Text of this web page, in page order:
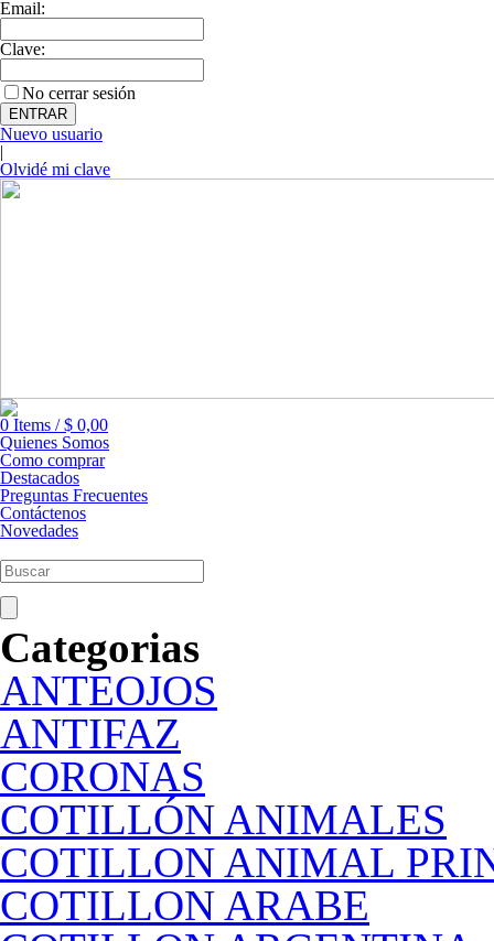
Email:
Clave:
No cerrar sesión
Nuevo usuario
|
Olvidé mi clave
0 Items / $ 0,00
Quienes Somos
Como comprar
Destacados
Preguntas Frecuentes
Contáctenos
Novedades
Categorias
ANTEOJOS
ANTIFAZ
CORONAS
COTILLÓN ANIMALES
COTILLON ANIMAL
COTILLON ARABE